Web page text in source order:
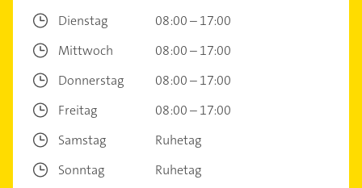
Dienstag
08:00 – 17:00
Mittwoch
08:00 – 17:00
Donnerstag
08:00 – 17:00
Freitag
08:00 – 17:00
Samstag
Ruhetag
Sonntag
Ruhetag